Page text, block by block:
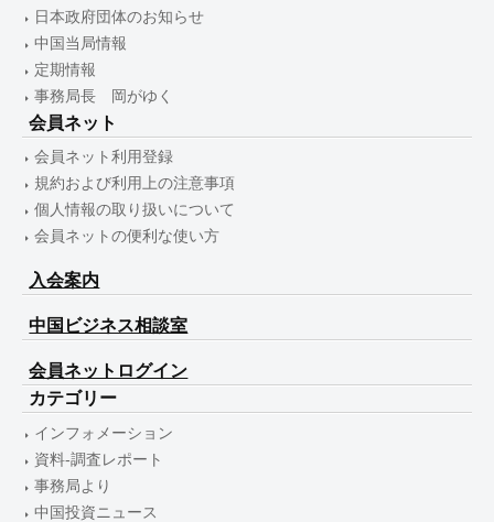
日本政府団体のお知らせ
中国当局情報
定期情報
事務局長 岡がゆく
会員ネット
会員ネット利用登録
規約および利用上の注意事項
個人情報の取り扱いについて
会員ネットの便利な使い方
入会案内
中国ビジネス相談室
会員ネットログイン
カテゴリー
インフォメーション
資料-調査レポート
事務局より
中国投資ニュース